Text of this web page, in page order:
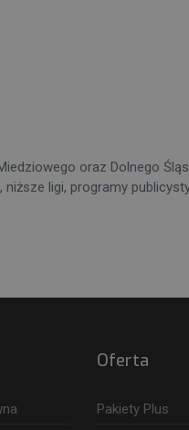
oraz Dolnego
ligi, programy
Oferta
Pakiety Plus